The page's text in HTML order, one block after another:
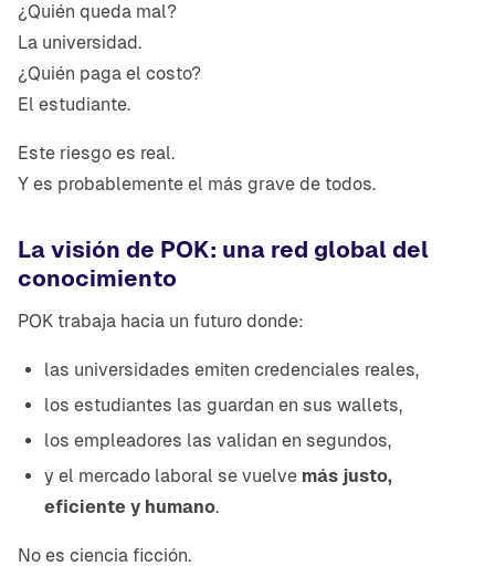
¿Quién queda mal?
La universidad.
¿Quién paga el costo?
El estudiante.
Este riesgo es real.
Y es probablemente el más grave de todos.
La visión de POK: una red global del
conocimiento
POK trabaja hacia un futuro donde:
las universidades emiten credenciales reales,
los estudiantes las guardan en sus wallets,
los empleadores las validan en segundos,
y el mercado laboral se vuelve más justo,
eficiente y humano.
No es ciencia ficción.